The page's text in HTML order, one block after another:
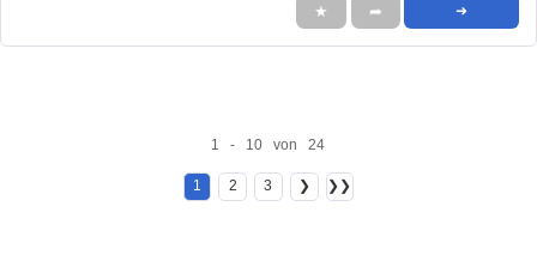
★ ➦ ➜
1 - 10 von 24
1 2 3 ❯ ❯❯